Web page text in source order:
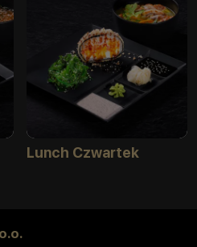
Lunch Czwartek